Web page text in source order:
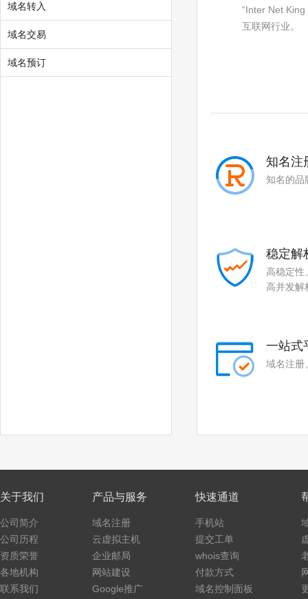
.luxe
.global
.art
域名转入
域名交易
域名预订
“Inter Net
互联网行业。
知名注
知名的品
稳定解
高稳定性
高并发解
一站式
域名注册
关于我们
公司简介
公司历程
资质荣誉
各地机构
联系我们
产品与服务
域名注册
云虚拟主机
企业邮局
网站建设
Google推广
快速通道
手机站
提交工单
whois查询
付款方式
域名控制面板